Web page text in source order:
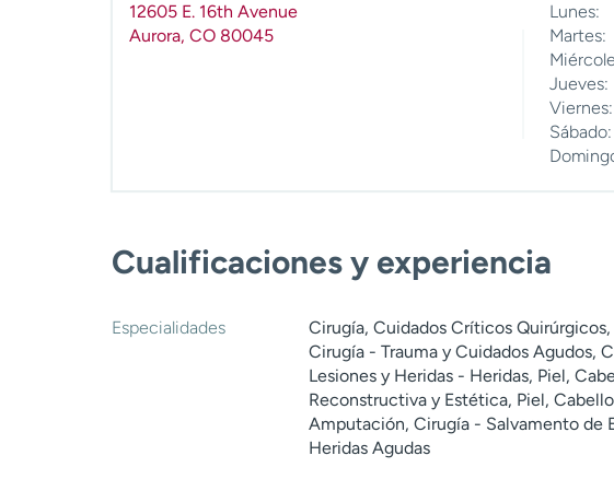
12605 E. 16th Avenue
Aurora, CO 80045
Lunes:
Martes:
Jueves:
Viernes:
Sábado:
Cualificaciones y experiencia
Especialidades
Cirugía, Cuidados Críticos
Cirugía - Trauma y Cuidados Agudos,
Lesiones y Heridas - Heridas, Piel,
Reconstructiva y Estética, Piel,
Amputación, Cirugía - Salvamento de
Heridas Agudas